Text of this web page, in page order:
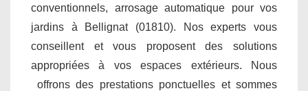
conventionnels, arrosage automatique pour vos
jardins à Bellignat (01810). Nos experts vous
conseillent et vous proposent des solutions
appropriées à vos espaces extérieurs. Nous
offrons des prestations ponctuelles et sommes